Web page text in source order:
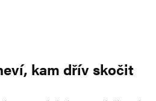
kam dřív skočit